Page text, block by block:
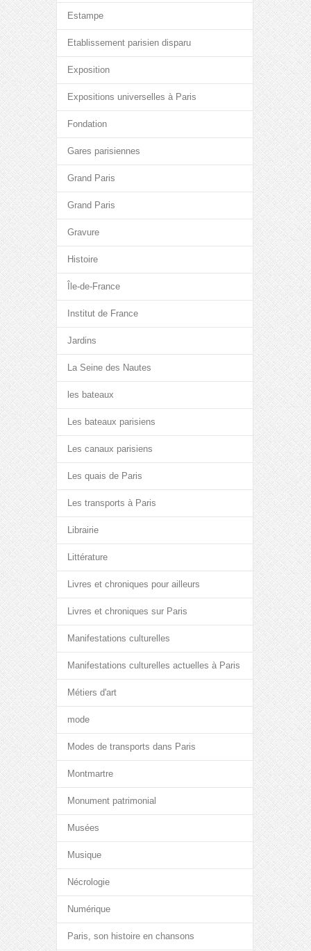
Estampe
Etablissement parisien disparu
Exposition
Expositions universelles à Paris
Fondation
Gares parisiennes
Grand Paris
Grand Paris
Gravure
Histoire
Île-de-France
Institut de France
Jardins
La Seine des Nautes
les bateaux
Les bateaux parisiens
Les canaux parisiens
Les quais de Paris
Les transports à Paris
Librairie
Littérature
Livres et chroniques pour ailleurs
Livres et chroniques sur Paris
Manifestations culturelles
Manifestations culturelles actuelles à Paris
Métiers d'art
mode
Modes de transports dans Paris
Montmartre
Monument patrimonial
Musées
Musique
Nécrologie
Numérique
Paris, son histoire en chansons